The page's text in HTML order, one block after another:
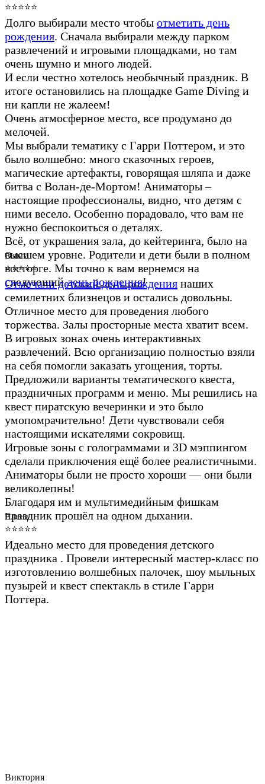
⭐⭐⭐⭐⭐
Долго выбирали место чтобы отметить день
рождения. Сначала выбирали между парком
развлечений и игровыми площадками, но там
очень шумно и много людей.
И если честно хотелось необычный праздник. В
итоге остановились на площадке Game Diving и
ни капли не жалеем!
Очень атмосферное место, все продумано до
мелочей.
Мы выбрали тематику c Гарри Поттером, и это
было волшебно: много сказочных героев,
магические артефакты, говорящая шляпа и даже
битва с Волан-де-Мортом! Аниматоры –
настоящие профессионалы, видно, что детям с
ними весело. Особенно порадовало, что вам не
нужно беспокоиться о деталях.
Всё, от украшения зала, до кейтеринга, было на
высшем уровне. Родители и дети были в полном
восторге. Мы точно к вам вернемся на
следующийдень рождения!
Ольга
⭐⭐⭐⭐⭐
Отмечали детский день рождения наших
семилетних близнецов и остались довольны.
Отличное место для проведения любого
торжества. Залы просторные места хватит всем.
В игровых зонах очень интерактивных
развлечений. Всю организацию полностью взяли
на себя помогли заказать угощения, торты.
Предложили варианты тематического квеста,
праздничных программ и меню. Мы решились на
квест пиратскую вечеринки и это было
умопомрачительно! Дети чувствовали себя
настоящими искателями сокровищ.
Игровые зоны с голограммами и 3D мэппингом
сделали приключения ещё более реалистичными.
Аниматоры были не просто хороши — они были
великолепны!
Благодаря им и мультимедийным фишкам
праздник прошёл на одном дыхании.
Елена
⭐⭐⭐⭐⭐
Идеально место для проведения детского
праздника . Провели интересный мастер-класс по
изготовлению волшебных палочек, шоу мыльных
пузырей и квест спектакль в стиле Гарри
Поттера.
Виктория